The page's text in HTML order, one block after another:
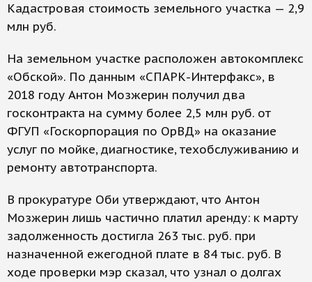
Кадастровая стоимость земельного участка — 2,9
млн руб.
На земельном участке расположен автокомплекс
«Обской». По данным «СПАРК-Интерфакс», в
2018 году Антон Мозжерин получил два
госконтракта на сумму более 2,5 млн руб. от
ФГУП «Госкорпорация по ОрВД» на оказание
услуг по мойке, диагностике, техобслуживанию и
ремонту автотранспорта.
В прокуратуре Оби утверждают, что Антон
Мозжерин лишь частично платил аренду: к марту
задолженность достигла 263 тыс. руб. при
назначенной ежегодной плате в 84 тыс. руб. В
ходе проверки мэр сказал, что узнал о долгах